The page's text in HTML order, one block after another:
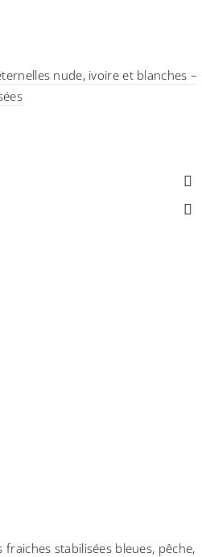
nude, ivoire et blanches –
stabilisées bleues, pêche,